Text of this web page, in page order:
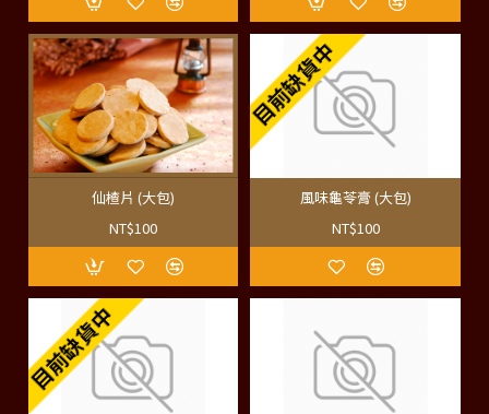
仙楂片 (大包)
NT$100
目前缺貨中
風味龜苓膏 (大包)
NT$100
目前缺貨中